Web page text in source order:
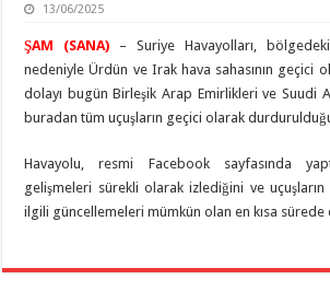
13/06/2025
ŞAM (SANA) – Suriye Havayolları,
nedeniyle Ürdün ve Irak hava sahasının geçici
dolayı bugün Birleşik Arap Emirlikleri ve Suudi
buradan tüm uçuşların geçici olarak
Havayolu, resmi Facebook sayfasında
gelişmeleri sürekli olarak izlediğini ve uçuşların
ilgili güncellemeleri mümkün olan en kısa sürede